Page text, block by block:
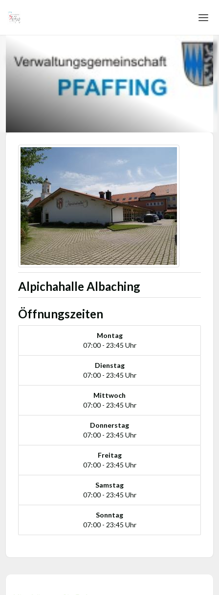
Login
Alpichahalle Albaching
Öffnungszeiten
Montag
07:00 - 23:45 Uhr
Dienstag
07:00 - 23:45 Uhr
Mittwoch
07:00 - 23:45 Uhr
Donnerstag
07:00 - 23:45 Uhr
Freitag
07:00 - 23:45 Uhr
Samstag
07:00 - 23:45 Uhr
Sonntag
07:00 - 23:45 Uhr